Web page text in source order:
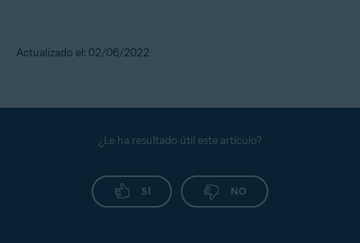
Actualizado el: 02/06/2022
¿Le ha resultado útil este artículo?
SÍ NO